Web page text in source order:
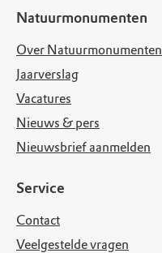
Natuurmonumenten
Over Natuurmonumenten
Jaarverslag
Vacatures
Nieuws & pers
Nieuwsbrief aanmelden
Service
Contact
Veelgestelde vragen